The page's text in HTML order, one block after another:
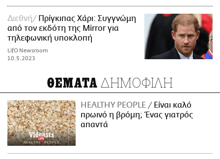
Διεθνή
Πρίγκιπας Χάρι: Συγγνώμη
από τον εκδότη της Mirror για
τηλεφωνική υποκλοπή
LifO Newsroom
10.5.2023
ΘΕΜΑΤΑ ΔΗΜΟΦΙΛΗ
HEALTHY PEOPLE
Είναι καλό
πρωινό η βρόμη; Ένας γιατρός
απαντά